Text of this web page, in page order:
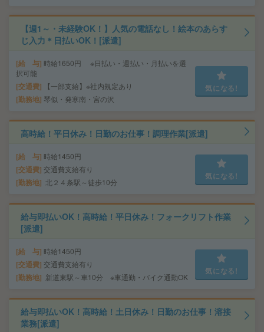
【週1～・未経験OK！】人気の電話なし！絵本のあらす
じ入力＊日払いOK！[派遣]
給 与 時給1650円 ※日払い・週払い・月払いを選
択可能
交通費 【一部支給】※社内規定あり
勤務地 琴似・発寒南・宮の沢
気になる!
高時給！平日休み！日勤のお仕事！調理作業[派遣]
給 与 時給1450円
交通費 交通費支給有り
勤務地 北２４条駅～徒歩10分
気になる!
給与即払いOK！高時給！平日休み！フォークリフト作業
[派遣]
給 与 時給1450円
交通費 交通費支給有り
勤務地 新道東駅～車10分 ※車通勤・バイク通勤OK
気になる!
給与即払いOK！高時給！土日休み！日勤のお仕事！溶接
業務[派遣]